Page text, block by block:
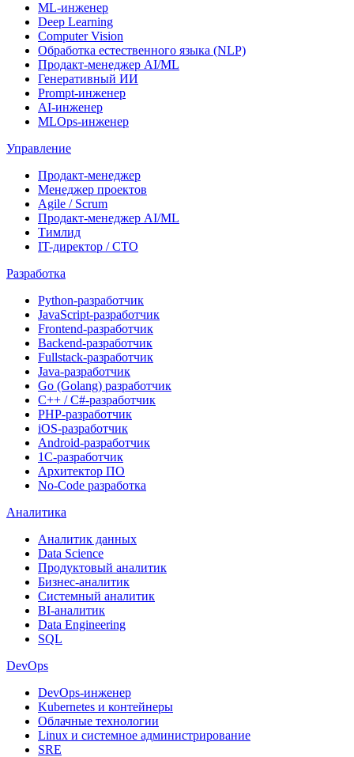
ML-инженер
Deep Learning
Computer Vision
Обработка естественного языка (NLP)
Продакт-менеджер AI/ML
Генеративный ИИ
Prompt-инженер
AI-инженер
MLOps-инженер
Управление
Продакт-менеджер
Менеджер проектов
Agile / Scrum
Продакт-менеджер AI/ML
Тимлид
IT-директор / CTO
Разработка
Python-разработчик
JavaScript-разработчик
Frontend-разработчик
Backend-разработчик
Fullstack-разработчик
Java-разработчик
Go (Golang) разработчик
C++ / C#-разработчик
PHP-разработчик
iOS-разработчик
Android-разработчик
1С-разработчик
Архитектор ПО
No-Code разработка
Аналитика
Аналитик данных
Data Science
Продуктовый аналитик
Бизнес-аналитик
Системный аналитик
BI-аналитик
Data Engineering
SQL
DevOps
DevOps-инженер
Kubernetes и контейнеры
Облачные технологии
Linux и системное администрирование
SRE